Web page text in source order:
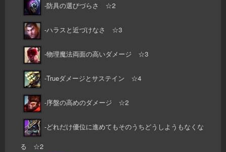
-防具の選びづらさ ☆2
-ハラスと近づけなさ ☆3
-物理魔法両面の高いダメージ ☆3
-Trueダメージとサステイン ☆4
-序盤の高めのダメージ ☆2
-どれだけ優位に進めてもそのうちどうしようもなくな
る ☆2